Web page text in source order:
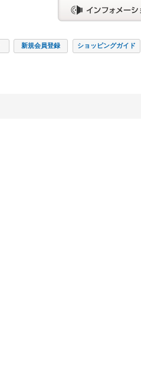
新規会員登録 ショッピングガイド